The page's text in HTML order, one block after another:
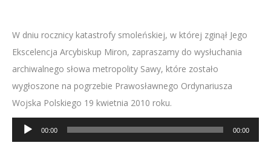
W dniu rocznicy katastrofy smoleńskiej, w której zginął Jego
Ekscelencja Arcybiskup Miron, zapraszamy do wysłuchania
archiwalnego słowa metropolity Sawy, które zostało
wygłoszone na pogrzebie Prawosławnego Ordynariusza
Wojska Polskiego 19 kwietnia 2010 roku.
Odtwarzacz
plików
00:00 00:00